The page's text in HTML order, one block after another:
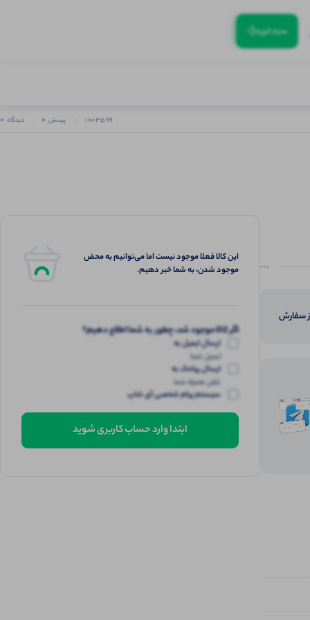
سبد‌خرید(:
1003599 پرسش 0 دیدگاه 0
سفارش
این کالا فعلا موجود نیست اما می‌توانیم به محض
موجود شدن، به شما خبر دهیم.
اگر کالا موجود شد، چطور به شما اطلاع دهیم؟
ارسال ایمیل به
ایمیل شما
ارسال پیامک به
تلفن همراه شما
سیستم پیام شخصی آی شاپ
ابتدا وارد حساب کاربری شوید